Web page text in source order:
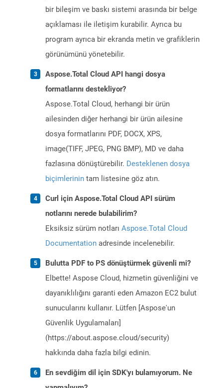
bir bileşim ve baskı sistemi arasında bir belge
açıklaması ile iletişim kurabilir. Ayrıca bu
program ayrıca bir ekranda metin ve grafiklerin
görünümünü yönetebilir.
Aspose.Total Cloud API hangi dosya
formatlarını destekliyor?
Aspose.Total Cloud, herhangi bir ürün
ailesinden diğer herhangi bir ürün ailesine
dosya formatlarını PDF, DOCX, XPS,
image(TIFF, JPEG, PNG BMP), MD ve daha
fazlasına dönüştürebilir. Desteklenen dosya
biçimlerinin tam listesine göz atın.
Curl için Aspose.Total Cloud API sürüm
notlarını nerede bulabilirim?
Eksiksiz sürüm notları Aspose.Total Cloud
Documentation adresinde incelenebilir.
Bulutta PDF to PS dönüştürmek güvenli mi?
Elbette! Aspose Cloud, hizmetin güvenliğini ve
dayanıklılığını garanti eden Amazon EC2 bulut
sunucularını kullanır. Lütfen [Aspose'un
Güvenlik Uygulamaları]
(https://about.aspose.cloud/security)
hakkında daha fazla bilgi edinin.
En sevdiğim dil için SDK'yı bulamıyorum. Ne